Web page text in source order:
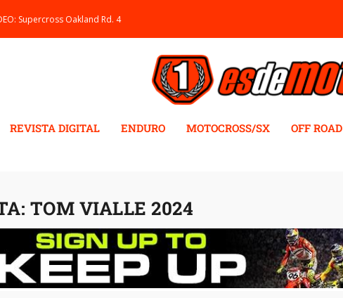
Supercross Oakland Rd. 4
REVISTA DIGITAL ENDURO MOTOCROSS/SX OFF ROAD
TOM VIALLE 2024